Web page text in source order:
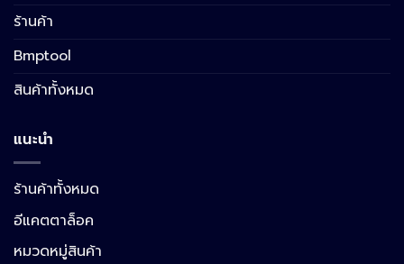
ร้านค้า
Bmptool
สินค้าทั้งหมด
แนะนำ
ร้านค้าทั้งหมด
อีแคตตาล็อค
หมวดหมู่สินค้า